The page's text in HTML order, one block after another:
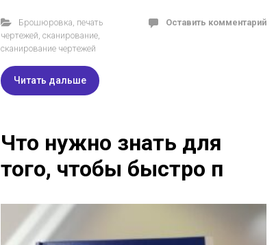
Брошюровка печать
чертежей сканирование
сканирование чертежей
Оставить комментарий
Читать дальше
Что нужно знать для
того, чтобы быстро п